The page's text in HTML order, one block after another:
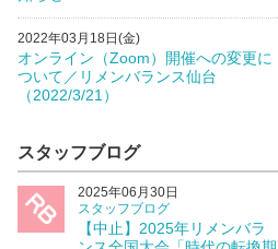
2022年03月18日(金)
オンライン（Zoom）開催への変更に
ついて／リメンバランス仙台
（2022/3/21）
スタッフブログ
2025年06月30日
スタッフブログ
【中止】2025年リメンバラ